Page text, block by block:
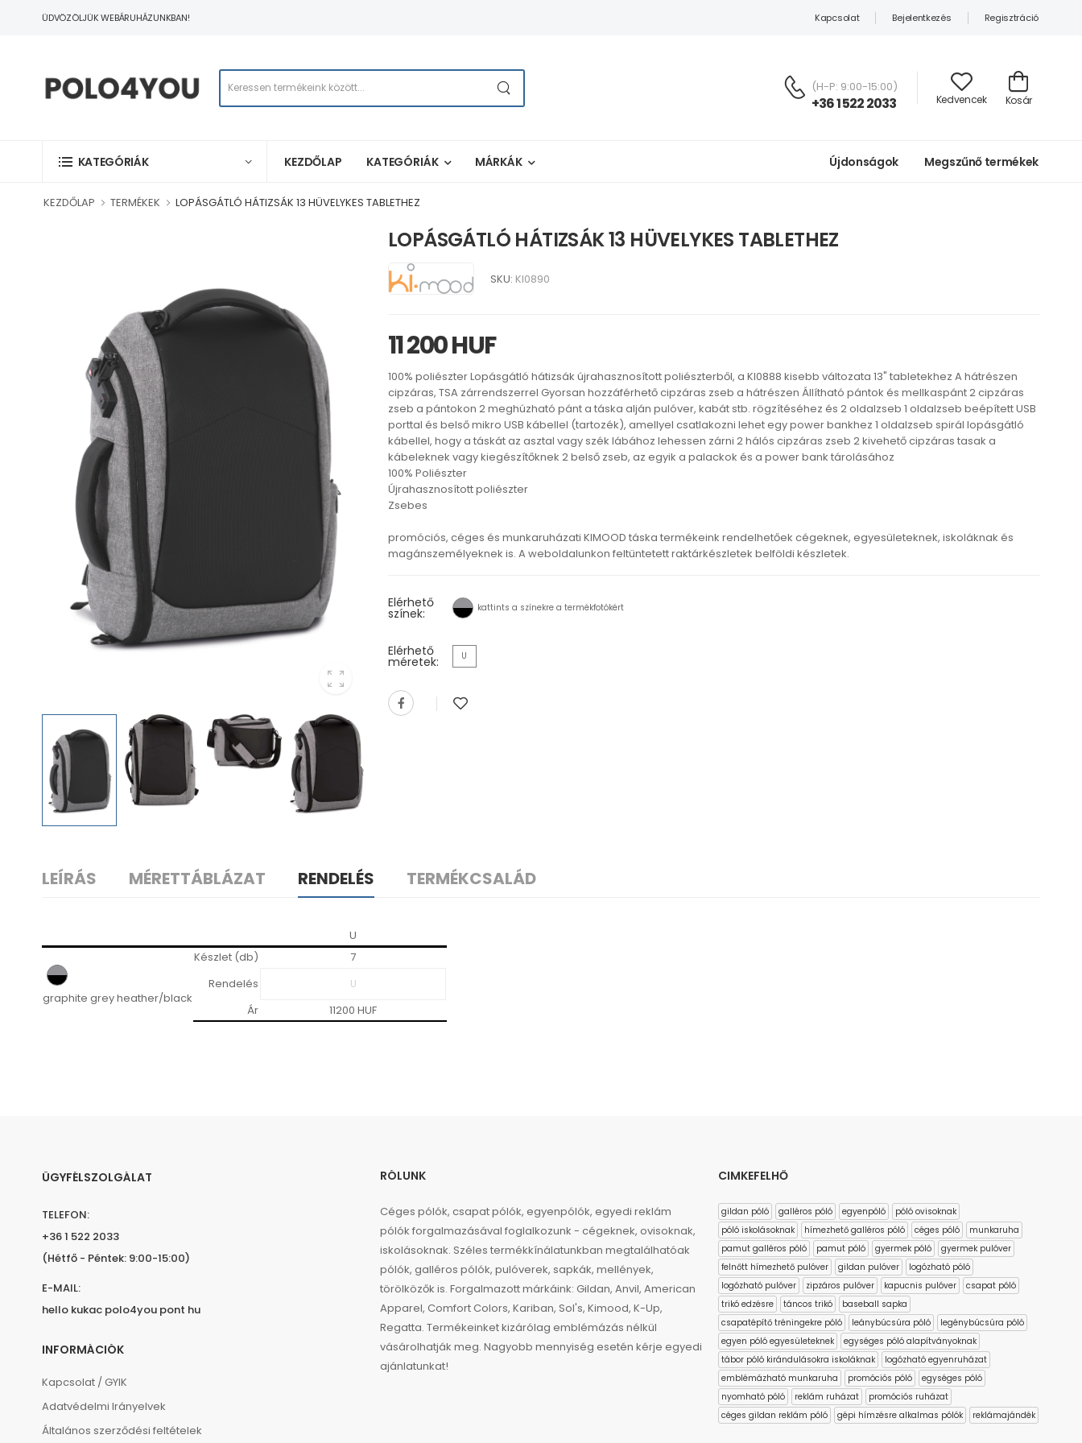
ÜDVÖZÖLJÜK WEBÁRUHÁZUNKBAN! Kapcsolat Bejelentkezés Regisztráció
(H-P: 9:00-15:00)
+36 1 522 2033 Kedvencek Kosár
KATEGÓRIÁK KEZDŐLAP KATEGÓRIÁK MÁRKÁK Újdonságok Megszűnő termékek
KEZDŐLAP TERMÉKEK LOPÁSGÁTLÓ HÁTIZSÁK 13 HÜVELYKES TABLETHEZ
LOPÁSGÁTLÓ HÁTIZSÁK 13 HÜVELYKES TABLETHEZ
SKU: KI0890
11 200 HUF
100% poliészter Lopásgátló hátizsák újrahasznosított poliészterből, a KI0888 kisebb változata 13" tabletekhez A hátrészen
cipzáras, TSA zárrendszerrel Gyorsan hozzáférhető cipzáras zseb a hátrészen Állítható pántok és mellkaspánt 2 cipzáras
zseb a pántokon 2 meghúzható pánt a táska alján pulóver, kabát stb. rögzítéséhez és 2 oldalzseb 1 oldalzseb beépített USB
porttal és belső mikro USB kábellel (tartozék), amellyel csatlakozni lehet egy power bankhez 1 oldalzseb spirál lopásgátló
kábellel, hogy a táskát az asztal vagy szék lábához lehessen zárni 2 hálós cipzáras zseb 2 kivehető cipzáras tasak a
kábeleknek vagy kiegészítőknek 2 belső zseb, az egyik a palackok és a power bank tárolásához
100% Poliészter
Újrahasznosított poliészter
Zsebes
promóciós, céges és munkaruházati KIMOOD táska termékeink rendelhetőek cégeknek, egyesületeknek, iskoláknak és
magánszemélyeknek is. A weboldalunkon feltüntetett raktárkészletek belföldi készletek.
Elérhető
színek: kattints a színekre a termékfotókért
Elérhető
méretek: U
LEÍRÁS MÉRETTÁBLÁZAT RENDELÉS TERMÉKCSALÁD
U
graphite grey heather/black
Készlet (db)
7
Rendelés
Ár
11200 HUF
ÜGYFÉLSZOLGÁLAT
TELEFON:
+36 1 522 2033
(Hétfő - Péntek: 9:00-15:00)
E-MAIL:
hello kukac polo4you pont hu
INFORMÁCIÓK
Kapcsolat / GYIK
Adatvédelmi Irányelvek
Általános szerződési feltételek
RÓLUNK
Céges pólók, csapat pólók, egyenpólók, egyedi reklám
pólók forgalmazásával foglalkozunk - cégeknek, ovisoknak,
iskolásoknak. Széles termékkínálatunkban megtalálhatóak
pólók, galléros pólók, pulóverek, sapkák, mellények,
törölközők is. Forgalmazott márkáink: Gildan, Anvil, American
Apparel, Comfort Colors, Kariban, Sol's, Kimood, K-Up,
Regatta. Termékeinket kizárólag emblémázás nélkül
vásárolhatják meg. Nagyobb mennyiség esetén kérje egyedi
ajánlatunkat!
CIMKEFELHŐ
gildan póló galléros póló egyenpóló
póló ovisoknak
póló iskolásoknak
hímezhető galléros póló céges póló
munkaruha
pamut galléros póló
pamut póló gyermek póló
gyermek pulóver
felnőtt hímezhető pulóver
gildan pulóver
logózható póló
logózható pulóver
zipzáros pulóver kapucnis pulóver
csapat póló
trikó edzésre
táncos trikó
baseball sapka
csapatépítő tréningekre póló
leánybúcsúra póló
legénybúcsúra póló
egyen póló egyesületeknek
egységes póló alapítványoknak
tábor póló kirándulásokra iskoláknak
logózható egyenruházat
emblémázható munkaruha
promóciós póló
egységes póló
nyomható póló
reklám ruházat
promóciós ruházat
céges gildan reklám póló
gépi hímzésre alkalmas pólók reklámajándék